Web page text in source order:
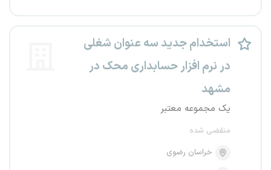
استخدام جدید سه عنوان شغلی
در نرم افزار حسابداری محک در
مشهد
یک مجموعه معتبر
منقضی شده
خراسان رضوی